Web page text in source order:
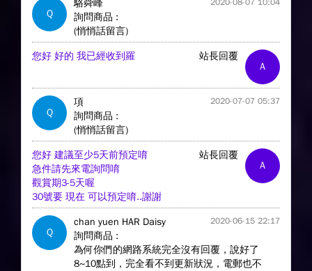
Q
駱舜峰 2020-08-07 10:04
詢問商品 :
(悄悄話留言)
A
站長回覆
您好 好的 我已經收到羅
Q
項 2020-07-07 05:37
詢問商品 :
(悄悄話留言)
A
站長回覆
您好 建議至少5天前預定唷
急件請先來電詢問唷
觀賞期3-5天喔
30號要 現在 可以預定唷..謝謝
Q
chan yuen HAR Daisy 2020-06-15 22:17
詢問商品 :
為何你們的網路系統完全沒有回覆，說好了
8~10點到，完全看不到更新狀況，電郵也不